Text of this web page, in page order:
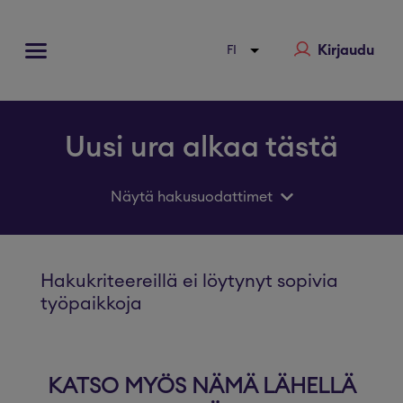
Kirjaudu
Uusi ura alkaa tästä
Näytä hakusuodattimet
Hakukriteereillä ei löytynyt sopivia
työpaikkoja
KATSO MYÖS NÄMÄ LÄHELLÄ